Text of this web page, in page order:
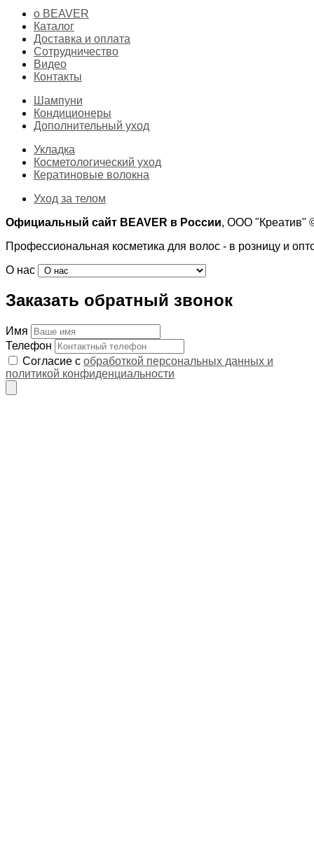
о BEAVER
Каталог
Доставка и оплата
Сотрудничество
Видео
Контакты
Шампуни
Кондиционеры
Дополнительный уход
Укладка
Косметологический уход
Кератиновые волокна
Уход за телом
Официальный сайт BEAVER в России, ООО "Креатив"
Профессиональная косметика для волос - в розницу и
О нас
Заказать обратный звонок
Имя
Телефон
Согласие с обработкой персональных данных и
политикой конфиденциальности